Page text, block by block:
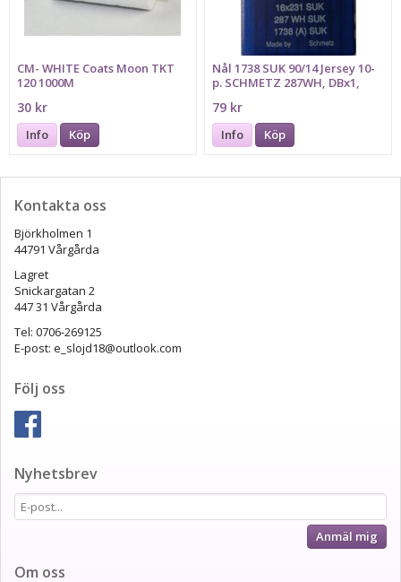
CM- WHITE Coats Moon TKT
120 1000M
30 kr
Info Köp
Nål 1738 SUK 90/14 Jersey 10-
p. SCHMETZ 287WH, DBx1,
79 kr
Info Köp
Kontakta oss
Björkholmen 1
44791 Vårgårda
Lagret
Snickargatan 2
447 31 Vårgårda
Tel: 0706-269125
E-post: e_slojd18@outlook.com
Följ oss
Nyhetsbrev
Anmäl mig
Om oss